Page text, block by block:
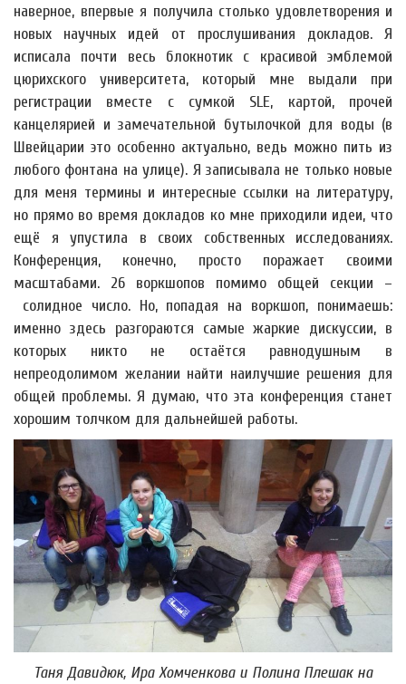
наверное, впервые я получила столько удовлетворения и
новых научных идей от прослушивания докладов. Я
исписала почти весь блокнотик с красивой эмблемой
цюрихского университета, который мне выдали при
регистрации вместе с сумкой SLE, картой, прочей
канцелярией и замечательной бутылочкой для воды (в
Швейцарии это особенно актуально, ведь можно пить из
любого фонтана на улице). Я записывала не только новые
для меня термины и интересные ссылки на литературу,
но прямо во время докладов ко мне приходили идеи, что
ещё я упустила в своих собственных исследованиях.
Конференция, конечно, просто поражает своими
масштабами. 26 воркшопов помимо общей секции –
солидное число. Но, попадая на воркшоп, понимаешь:
именно здесь разгораются самые жаркие дискуссии, в
которых никто не остаётся равнодушным в
непреодолимом желании найти наилучшие решения для
общей проблемы. Я думаю, что эта конференция станет
хорошим толчком для дальнейшей работы.
Таня Давидюк, Ира Хомченкова и Полина Плешак на